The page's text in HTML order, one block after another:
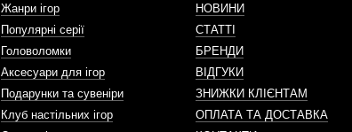
Жанри ігор
Популярні серії
Головоломки
Аксесуари для ігор
Подарунки та сувеніри
Клуб настільних ігор
НОВИНИ
СТАТТІ
БРЕНДИ
ВІДГУКИ
ЗНИЖКИ КЛІЄНТАМ
ОПЛАТА ТА ДОСТАВКА